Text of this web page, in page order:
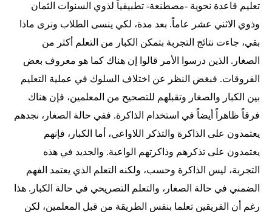
تعليم قاعدة نحوية -مصطنعة- تطبيقياً لذوي السنوات الثمان
وذوي الاثني عشر عاماً. بعد مدة، لكي ينسى الطلاب ونرى ماذا
بقي، جاءت نتائج التجربة بتمكن الكبار من التعلم أكثر من
الصغار. الذين درسوا الأمر قالوا إن هناك كما هو معروف بعض
الفروقات. فبغض النظر عن اختلاف السلوك في عملية التعليم
بين الكبار والصغار وتقبلهم للتصحيح من المعلمين، فإن هناك
فرقاً ظاهراً أيضاً في استخدام الذاكرة. ففي حالة الصغار، نجدهم
يعتمدون على الذاكرة والتذكر اللاواعي، أما الكبار، فإنهم
يعتمدون على تذكرهم وذاكرتهم الواعية. والجديد في هذه
التجربة، ليس الذاكرة وحسب، ولكنه التعلم الذي يعتمد الفهم
الضمني في حالة الصغار، والتعلم التصريحي في حالة الكبار. هذا
رغم أن الفريقين تعلما بنفس الطريقة من قبل المعلمين، لكن